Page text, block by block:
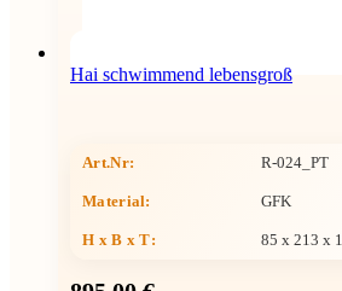
Hai schwimmend lebensgroß
Art.Nr: R-024_PT
Material: GFK
H x B x T: 85 x 213 x